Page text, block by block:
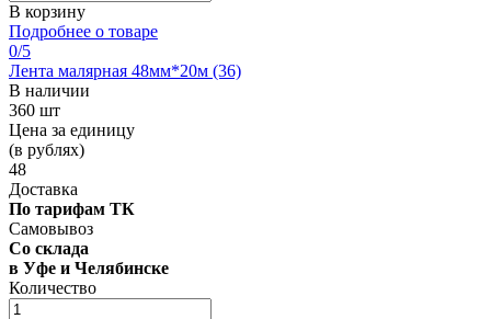
В корзину
Подробнее о товаре
0/5
Лента малярная 48мм*20м (36)
В наличии
360 шт
Цена за единицу
(в рублях)
48
Доставка
По тарифам ТК
Самовывоз
Со склада
в Уфе и Челябинске
Количество